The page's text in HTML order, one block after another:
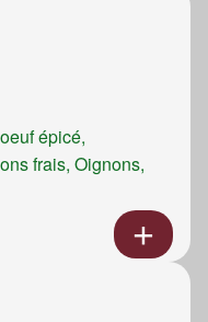
épicé,
frais, Oignons,